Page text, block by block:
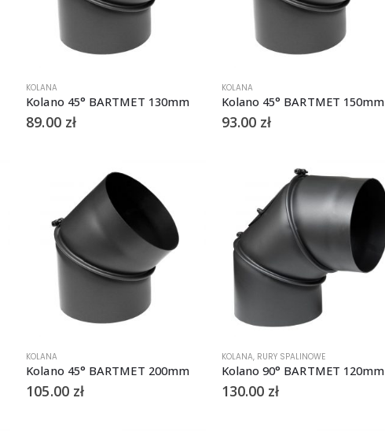
KOLANA
Kolano 45° BARTMET 130mm
89.00 zł
KOLANA
Kolano 45° BARTMET 150mm
93.00 zł
KOLANA
Kolano 45° BARTMET 200mm
105.00 zł
KOLANA, RURY SPALINOWE
Kolano 90° BARTMET 120mm
130.00 zł